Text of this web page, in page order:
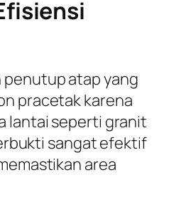
atap yang
pracetak karena
lantai seperti granit
sangat efektif
area